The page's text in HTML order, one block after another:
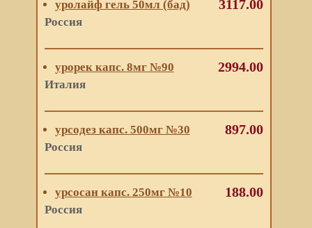
уролайф гель 50мл (бад)
Россия
3117.00
урорек капс. 8мг №90
Италия
2994.00
урсодез капс. 500мг №30
Россия
897.00
урсосан капс. 250мг №10
Россия
188.00